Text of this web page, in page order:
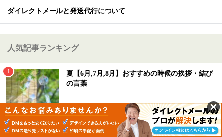
ダイレクトメールと発送代行について
人気記事ランキング
夏【6月,7月,8月】おすすめの時候の挨拶・結び
の言葉
【令和8年・2026年版】ビジネス暑中見舞い/残